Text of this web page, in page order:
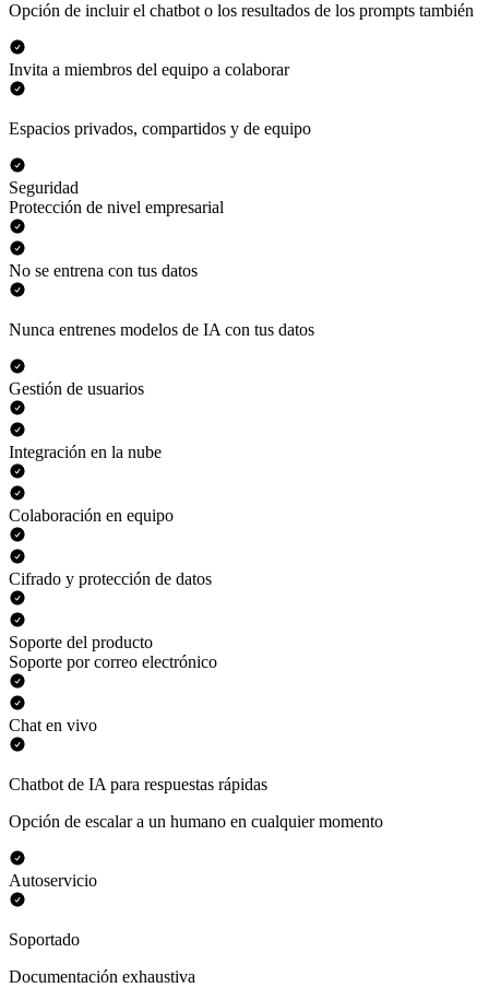
Opción de incluir el chatbot o los resultados de los prompts también
Invita a miembros del equipo a colaborar
Espacios privados, compartidos y de equipo
Seguridad
Protección de nivel empresarial
No se entrena con tus datos
Nunca entrenes modelos de IA con tus datos
Gestión de usuarios
Integración en la nube
Colaboración en equipo
Cifrado y protección de datos
Soporte del producto
Soporte por correo electrónico
Chat en vivo
Chatbot de IA para respuestas rápidas
Opción de escalar a un humano en cualquier momento
Autoservicio
Soportado
Documentación exhaustiva